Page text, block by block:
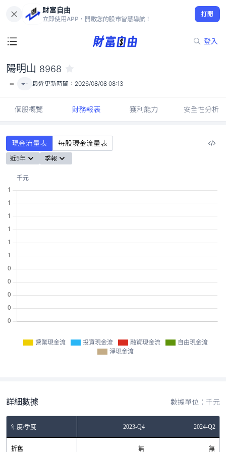
財富自由
立即使用APP，開啟您的股市智慧導航！
打開
登入
-
陽明山 8968
- - 最近更新時間： 2026/08/08 08:13
個股概覽 財務報表 獲利能力 安全性分析
現金流量表 每股現金流量表
近5年 季報
營業現金流 投資現金流 融資現金流
自由現金流
淨現金流
詳細數據 數據單位：千元
年度/季度 2023-Q4 2024-Q2
折舊 無 無